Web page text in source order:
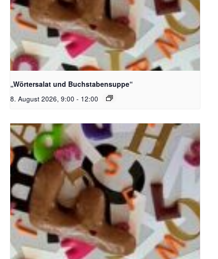
Bildquelle_ Pixabay Free_Christoph Meinersmann
„Wörtersalat und Buchstabensuppe“
8. August 2026, 9:00 - 12:00